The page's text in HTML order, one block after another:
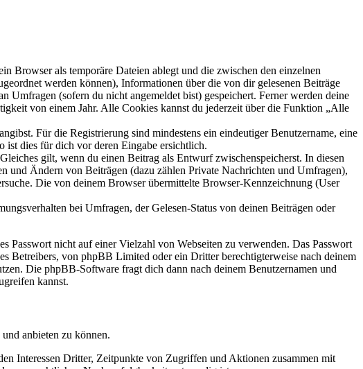
Browser als temporäre Dateien ablegt und die zwischen den einzelnen
werden können), Informationen über die von dir gelesenen Beiträge
Umfragen (sofern du nicht angemeldet bist) gespeichert. Ferner werden deine
von einem Jahr. Alle Cookies kannst du jederzeit über die Funktion „Alle
Für die Registrierung sind mindestens ein eindeutiger Benutzername, eine
ist dies für dich vor deren Eingabe ersichtlich.
gilt, wenn du einen Beitrag als Entwurf zwischenspeicherst. In diesen
und Ändern von Beiträgen (dazu zählen Private Nachrichten und Umfragen),
Die von deinem Browser übermittelte Browser-Kennzeichnung (User
bei Umfragen, der Gelesen-Status von deinen Beiträgen oder
Passwort nicht auf einer Vielzahl von Webseiten zu verwenden. Das Passwort
Betreibers, von phpBB Limited oder ein Dritter berechtigterweise nach deinem
Die phpBB-Software fragt dich dann nach deinem Benutzernamen und
kannst.
anbieten zu können.
Interessen Dritter, Zeitpunkte von Zugriffen und Aktionen zusammen mit